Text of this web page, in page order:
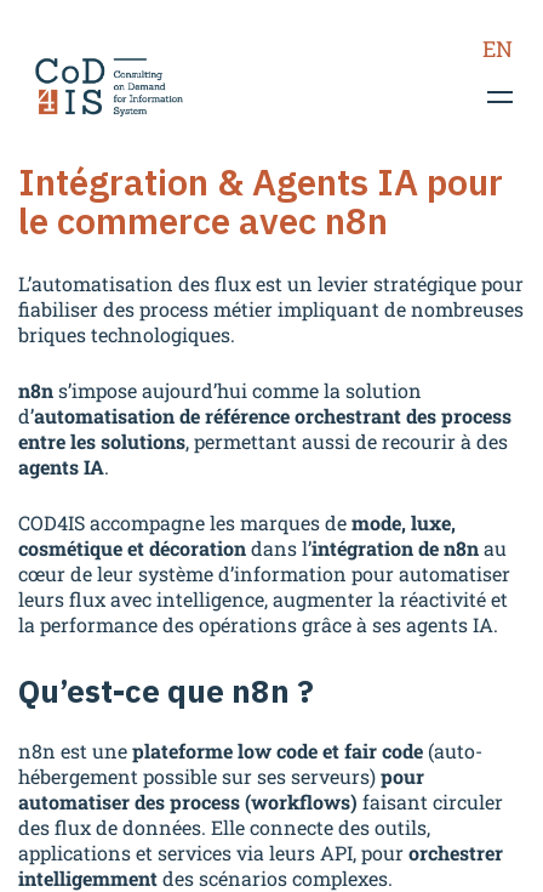
EN
COD4IS
Vos enjeux
Consulting retail
Assistance technique et
métier
TMA
Intégration logicielle
Expertise retail
Retail Tech : solutions
Cas clients
Blog
EFEL Consulting
Contact
contact@cod4is.com
Intégration & Agents IA pour
le commerce avec n8n
L’automatisation des flux est un levier stratégique pour
fiabiliser des process métier impliquant de nombreuses
briques technologiques.
n8ns’impose aujourd’hui comme la solution
d’automatisation de référence orchestrant des process
entre les solutions, permettant aussi de recourir à des
agents IA.
COD4IS accompagne les marques demode, luxe,
cosmétique et décorationdans l’intégration de n8nau
cœur de leur système d’information pour automatiser
leurs flux avec intelligence, augmenter la réactivité et
la performance des opérations grâce à ses agents IA.
Qu’est-ce que n8n ?
n8n est uneplateforme low code et fair code (auto-
hébergement possible sur ses serveurs)pour
automatiser des process (workflows) faisant circuler
des flux de données. Elle connecte des outils,
applications et services via leurs API, pourorchestrer
intelligemmentdes scénarios complexes.